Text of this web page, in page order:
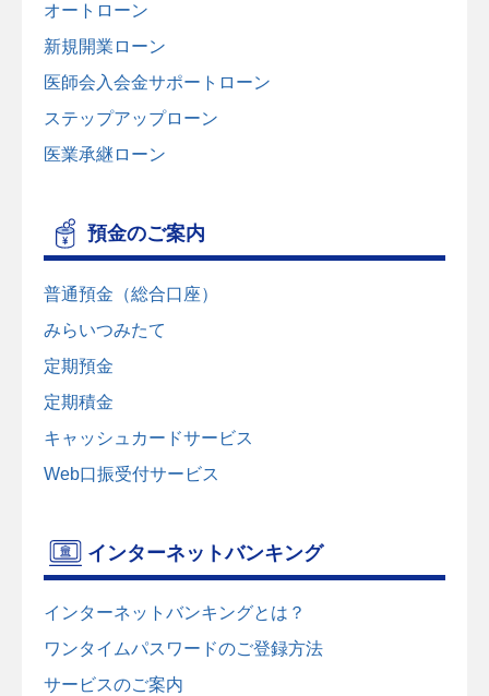
オートローン
新規開業ローン
医師会入会金サポートローン
ステップアップローン
医業承継ローン
預金のご案内
普通預金（総合口座）
みらいつみたて
定期預金
定期積金
キャッシュカードサービス
Web口振受付サービス
インターネットバンキング
インターネットバンキングとは？
ワンタイムパスワードのご登録方法
サービスのご案内